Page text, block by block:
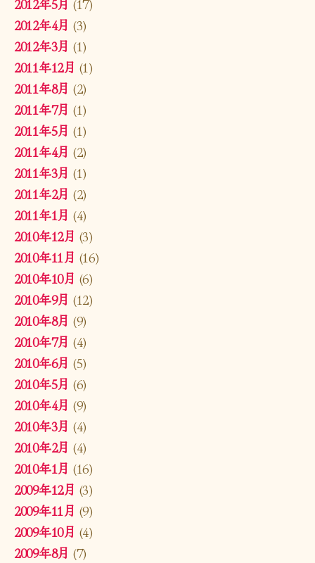
2012年4月 (3)
2012年3月 (1)
2011年12月 (1)
2011年8月 (2)
2011年7月 (1)
2011年5月 (1)
2011年4月 (2)
2011年3月 (1)
2011年2月 (2)
2011年1月 (4)
2010年12月 (3)
2010年11月 (16)
2010年10月 (6)
2010年9月 (12)
2010年8月 (9)
2010年7月 (4)
2010年6月 (5)
2010年5月 (6)
2010年4月 (9)
2010年3月 (4)
2010年2月 (4)
2010年1月 (16)
2009年12月 (3)
2009年11月 (9)
2009年10月 (4)
2009年8月 (7)